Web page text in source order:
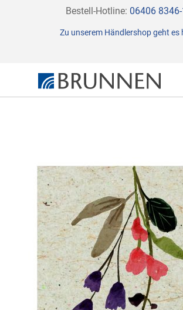
Direkt
Inhalt
Bestell-Hotline: 06406
Zu unserem Händlershop geht es